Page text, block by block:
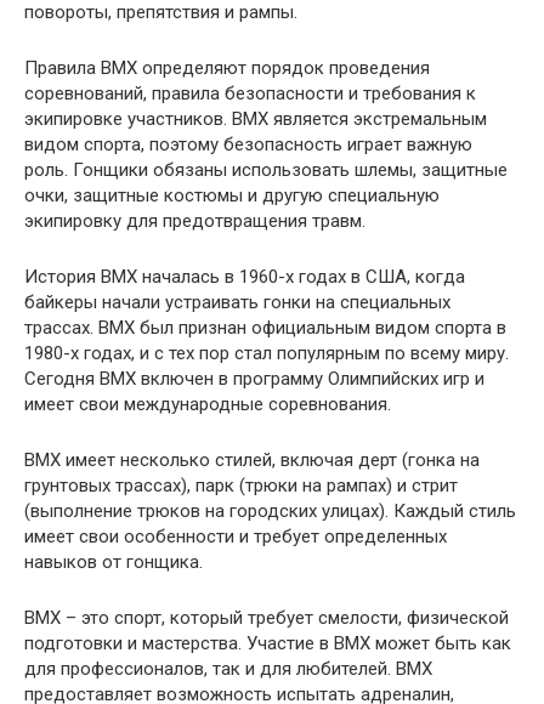
повороты, препятствия и рампы.
Правила ВМХ определяют порядок проведения
соревнований, правила безопасности и требования к
экипировке участников. ВМХ является экстремальным
видом спорта, поэтому безопасность играет важную
роль. Гонщики обязаны использовать шлемы, защитные
очки, защитные костюмы и другую специальную
экипировку для предотвращения травм.
История ВМХ началась в 1960-х годах в США, когда
байкеры начали устраивать гонки на специальных
трассах. ВМХ был признан официальным видом спорта в
1980-х годах, и с тех пор стал популярным по всему миру.
Сегодня ВМХ включен в программу Олимпийских игр и
имеет свои международные соревнования.
ВМХ имеет несколько стилей, включая дерт (гонка на
грунтовых трассах), парк (трюки на рампах) и стрит
(выполнение трюков на городских улицах). Каждый стиль
имеет свои особенности и требует определенных
навыков от гонщика.
ВМХ – это спорт, который требует смелости, физической
подготовки и мастерства. Участие в ВМХ может быть как
для профессионалов, так и для любителей. ВМХ
предоставляет возможность испытать адреналин,